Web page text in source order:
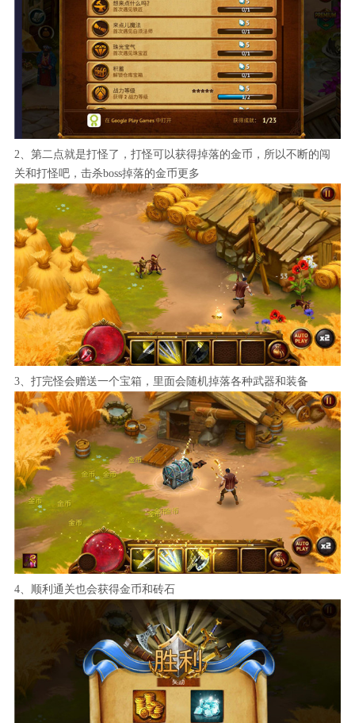
2、第二点就是打怪了，打怪可以获得掉落的金币，所以不断的闯
关和打怪吧，击杀boss掉落的金币更多
3、打完怪会赠送一个宝箱，里面会随机掉落各种武器和装备
4、顺利通关也会获得金币和砖石